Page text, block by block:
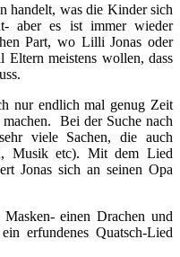
handelt, was die Kinder sich
aber es ist immer wieder
Part, wo Lilli Jonas oder
meistens wollen, dass
nur endlich mal genug Zeit
Bei der Suche nach
viele Sachen, die auch
Musik etc). Mit dem Lied
Jonas sich an seinen Opa
einen Drachen und
erfundenes Quatsch-Lied